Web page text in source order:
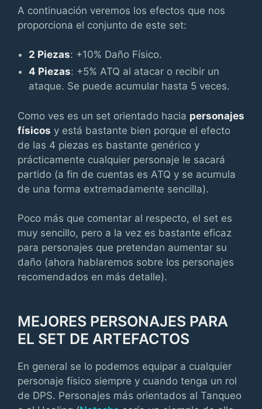
A continuación veremos los efectos que nos
proporciona el conjunto de este set:
2 Piezas: +10% Daño Físico.
4 Piezas: +5% ATQ al atacar o recibir un
ataque. Se puede acumular hasta 5 veces.
Como ves es un set orientado hacia personajes
físicos y está bastante bien porque el efecto
de las 4 piezas es bastante genérico y
prácticamente cualquier personaje le sacará
partido (a fin de cuentas es ATQ y se acumula
de una forma extremadamente sencilla).
Poco más que comentar al respecto, el set es
muy sencillo, pero a la vez es bastante eficaz
para personajes que pretendan aumentar su
daño (ahora hablaremos sobre los personajes
recomendados en más detalle).
MEJORES PERSONAJES PARA
EL SET DE ARTEFACTOS
En general se lo podemos equipar a cualquier
personaje físico siempre y cuando tenga un rol
de DPS. Personajes más orientados al Tanqueo